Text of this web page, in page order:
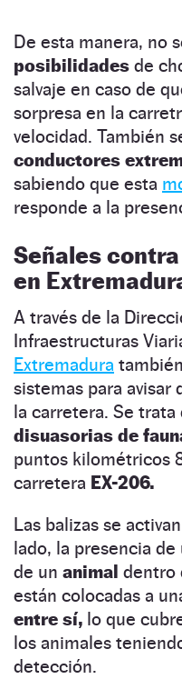
De esta manera, no
posibilidades de
salvaje en caso de
sorpresa en la
velocidad. También
conductores
sabiendo que esta
responde a la
Señales
en
A través de la
Infraestructuras
Extremadura
sistemas para avisar
la carretera. Se trata
disuasorias de
puntos kilométricos
carretera EX-206.
Las balizas se
lado, la presencia de
de un animal dentro
están colocadas a
entre sí, lo que
los animales
detección.